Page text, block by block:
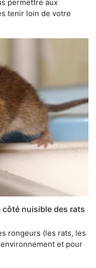
permettre aux
tenir loin de votre
côté nuisible des rats
rongeurs (les rats, les
et pour